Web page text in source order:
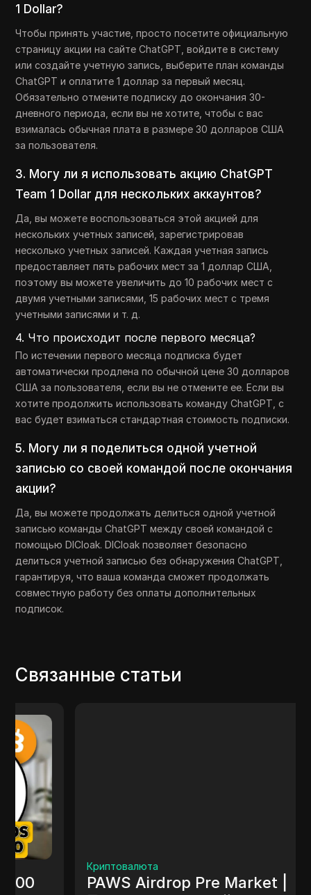
1 Dollar?
Чтобы принять участие, просто посетите официальную
страницу акции на сайте ChatGPT, войдите в систему
или создайте учетную запись, выберите план команды
ChatGPT и оплатите 1 доллар за первый месяц.
Обязательно отмените подписку до окончания 30-
дневного периода, если вы не хотите, чтобы с вас
взималась обычная плата в размере 30 долларов США
за пользователя.
3. Могу ли я использовать акцию ChatGPT
Team 1 Dollar для нескольких аккаунтов?
Да, вы можете воспользоваться этой акцией для
нескольких учетных записей, зарегистрировав
несколько учетных записей. Каждая учетная запись
предоставляет пять рабочих мест за 1 доллар США,
поэтому вы можете увеличить до 10 рабочих мест с
двумя учетными записями, 15 рабочих мест с тремя
учетными записями и т. д.
4. Что происходит после первого месяца?
По истечении первого месяца подписка будет
автоматически продлена по обычной цене 30 долларов
США за пользователя, если вы не отмените ее. Если вы
хотите продолжить использовать команду ChatGPT, с
вас будет взиматься стандартная стоимость подписки.
5. Могу ли я поделиться одной учетной
записью со своей командой после окончания
акции?
Да, вы можете продолжать делиться одной учетной
записью команды ChatGPT между своей командой с
помощью DICloak. DICloak позволяет безопасно
делиться учетной записью без обнаружения ChatGPT,
гарантируя, что ваша команда сможет продолжать
совместную работу без оплаты дополнительных
подписок.
Связанные статьи
Криптовалюта
PAWS Airdrop Pre Market |